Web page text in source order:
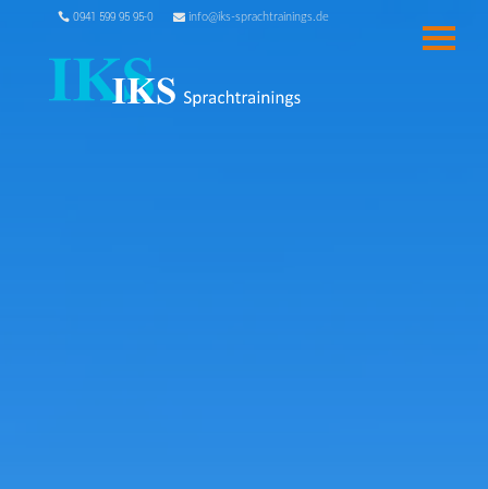
0941 599 95 95-0 info@iks-sprachtrainings.de